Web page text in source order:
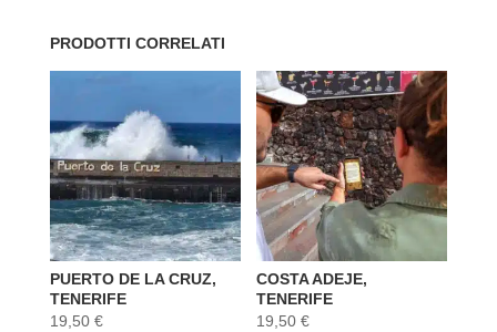
PRODOTTI CORRELATI
PUERTO DE LA CRUZ,
TENERIFE
19,50 €
COSTA ADEJE,
TENERIFE
19,50€